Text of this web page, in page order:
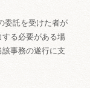
委託を受けた者が
る必要がある場
事務の遂行に支